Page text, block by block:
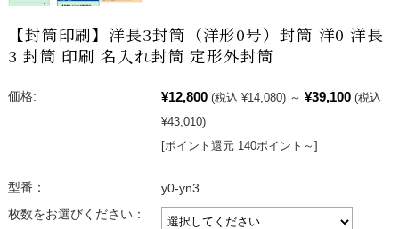
【封筒印刷】洋長3封筒（洋形0号）封筒 洋0 洋長
3 封筒 印刷 名入れ封筒 定形外封筒
価格: ¥12,800 (税込 ¥14,080) ～ ¥39,100 (税込
¥43,010)
[ポイント還元 140ポイント～]
型番：
y0-yn3
枚数をお選びください：